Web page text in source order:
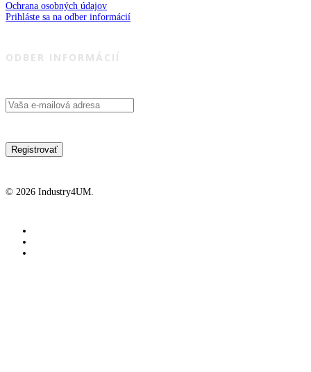
Ochrana osobných údajov
Prihláste sa na odber informácií
ODBER INFORMÁCIÍ
© 2026 Industry4UM.